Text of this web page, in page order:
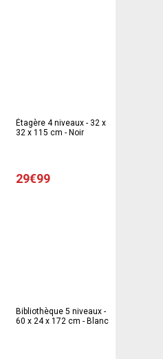
Étagère 4 niveaux - 32 x
32 x 115 cm - Noir
29€99
Bibliothèque 5 niveaux -
60 x 24 x 172 cm - Blanc